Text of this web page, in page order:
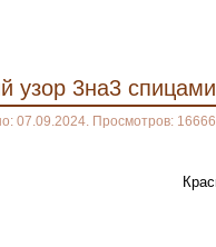
узор 3на3 спицами
07.09.2024. Просмотров: 16666